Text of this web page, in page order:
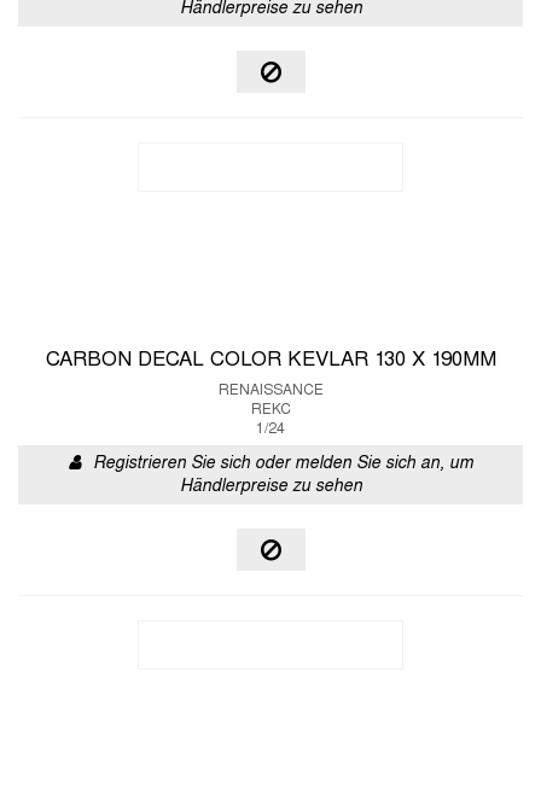
Händlerpreise zu sehen
CARBON DECAL COLOR KEVLAR 130 X 190MM
RENAISSANCE
REKC
1/24
Registrieren Sie sich oder melden Sie sich an, um
Händlerpreise zu sehen